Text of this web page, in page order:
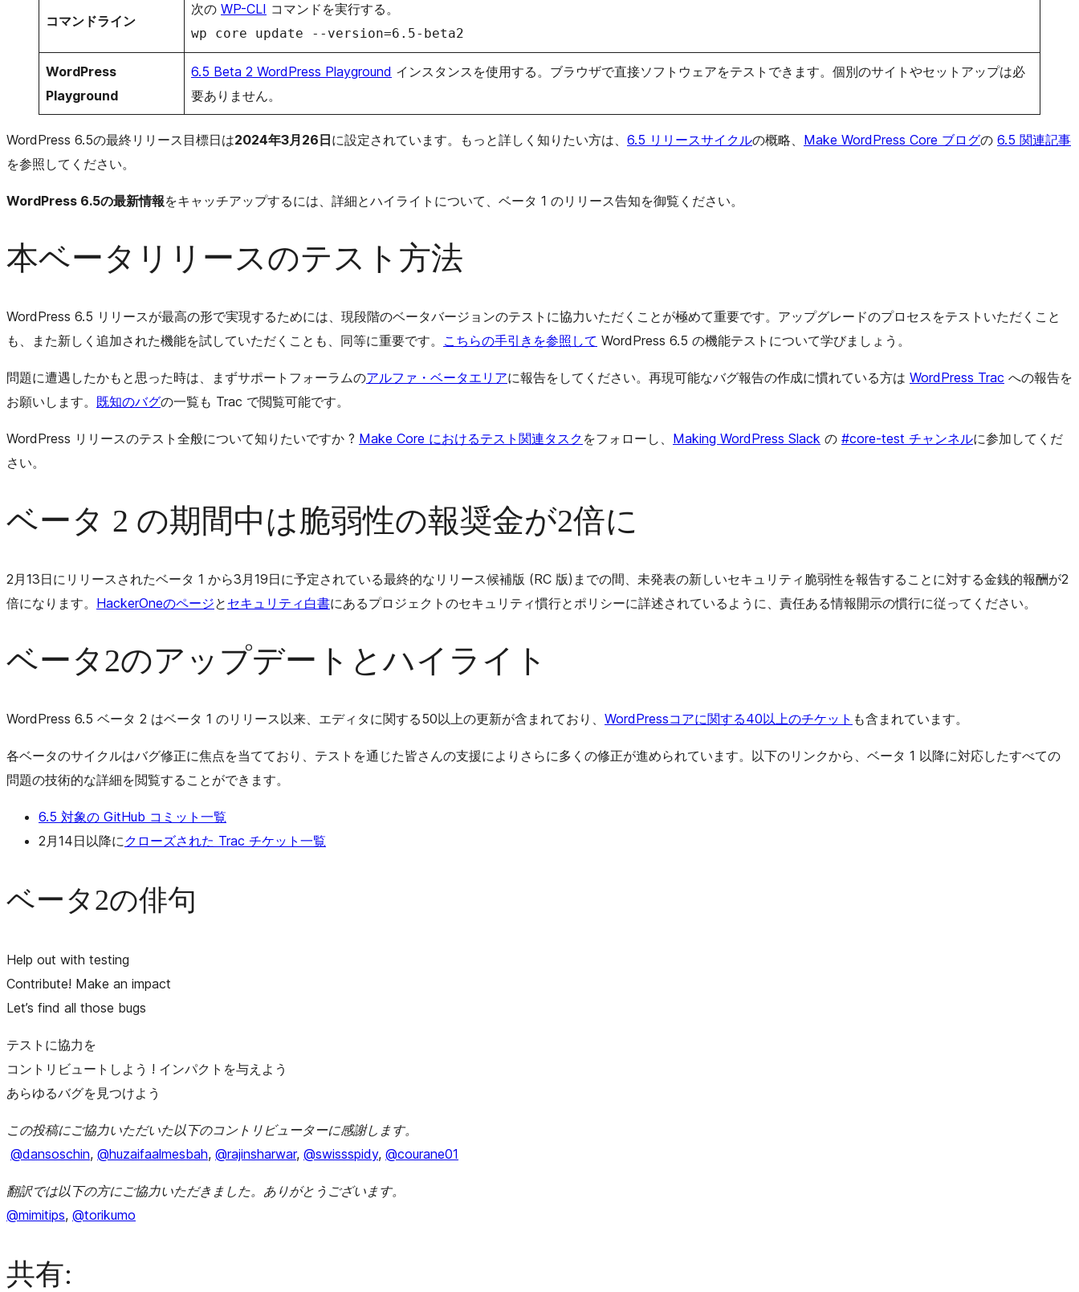
コマンドライン
次の WP-CLI コマンドを実行する。
wp core update --version=6.5-beta2
WordPress
Playground
6.5 Beta 2 WordPress Playground インスタンスを使用する。ブラウザで直接ソフトウェアをテストできます。個別のサイトやセットアップは必
要ありません。
WordPress 6.5の最終リリース目標日は2024年3月26日に設定されています。もっと詳しく知りたい方は、 6.5 リリースサイクルの概略、 Make WordPress Core ブログの 6.5 関連記事
を参照してください。
WordPress 6.5の最新情報をキャッチアップするには、詳細とハイライトについて、ベータ 1 のリリース告知を御覧ください。
本ベータリリースのテスト方法
WordPress 6.5 リリースが最高の形で実現するためには、現段階のベータバージョンのテストに協力いただくことが極めて重要です。アップグレードのプロセスをテストいただくこと
も、また新しく追加された機能を試していただくことも、同等に重要です。 こちらの手引きを参照して WordPress 6.5 の機能テストについて学びましょう。
問題に遭遇したかもと思った時は、まずサポートフォーラムのアルファ・ベータエリアに報告をしてください。再現可能なバグ報告の作成に慣れている方は WordPress Trac への報告を
お願いします。 既知のバグの一覧も Trac で閲覧可能です。
WordPress リリースのテスト全般について知りたいですか ? Make Core におけるテスト関連タスク をフォローし、 Making WordPress Slack の #core-test チャンネルに参加してくだ
さい。
ベータ 2 の期間中は脆弱性の報奨金が2倍に
2月13日にリリースされたベータ 1 から3月19日に予定されている最終的なリリース候補版 (RC 版)までの間、未発表の新しいセキュリティ脆弱性を報告することに対する金銭的報酬が2
倍になります。 HackerOneのページと セキュリティ白書にあるプロジェクトのセキュリティ慣行とポリシーに詳述されているように、責任ある情報開示の慣行に従ってください。
ベータ2のアップデートとハイライト
WordPress 6.5 ベータ 2 はベータ 1 のリリース以来、エディタに関する50以上の更新が含まれており、 WordPressコアに関する40以上のチケット も含まれています。
各ベータのサイクルはバグ修正に焦点を当てており、テストを通じた皆さんの支援によりさらに多くの修正が進められています。以下のリンクから、ベータ 1 以降に対応したすべての
問題の技術的な詳細を閲覧することができます。
6.5 対象の GitHub コミット一覧
2月14日以降にクローズされた Trac チケット一覧
ベータ2の俳句
Help out with testing
Contribute! Make an impact
Let’s find all those bugs
テストに協力を
コントリビュートしよう ! インパクトを与えよう
あらゆるバグを見つけよう
この投稿にご協力いただいた以下のコントリビューターに感謝します。
@dansoschin, @huzaifaalmesbah, @rajinsharwar, @swissspidy, @courane01
翻訳では以下の方にご協力いただきました。ありがとうございます。
@mimitips, @torikumo
共有: